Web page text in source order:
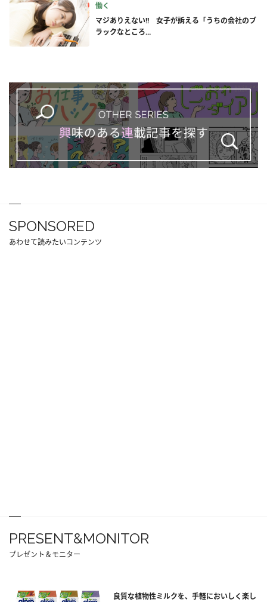
働く
マジありえない!! 女子が訴える「うちの会社のブ
ラックなところ...
SPONSORED
あわせて読みたいコンテンツ
PRESENT&MONITOR
プレゼント＆モニター
良質な植物性ミルクを、手軽においしく楽し